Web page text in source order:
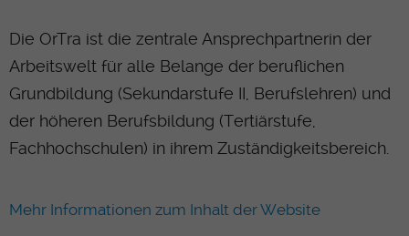
Die OrTra ist die zentrale Ansprechpartnerin der
Arbeitswelt für alle Belange der beruflichen
Grundbildung (Sekundarstufe II, Berufslehren) und
der höheren Berufsbildung (Tertiärstufe,
Fachhochschulen) in ihrem Zuständigkeitsbereich.
Mehr Informationen zum Inhalt der Website